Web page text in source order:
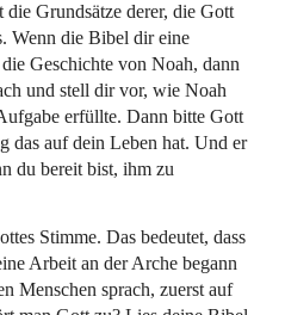
die Grundsätze derer, die Gott
Wenn die Bibel dir eine
Geschichte von Noah, dann
und stell dir vor, wie Noah
erfüllte. Dann bitte Gott
das auf dein Leben hat. Und er
du bereit bist, ihm zu
Stimme. Das bedeutet, dass
Arbeit an der Arche begann
Menschen sprach, zuerst auf